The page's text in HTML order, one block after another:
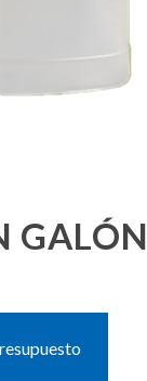
GALÓN